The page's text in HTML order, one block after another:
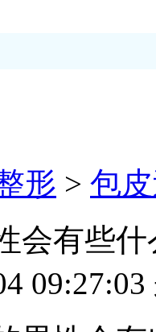
形 > 包
会有些什